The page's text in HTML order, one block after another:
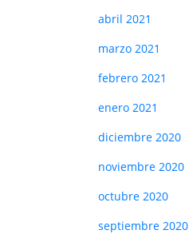
abril 2021
marzo 2021
febrero 2021
enero 2021
diciembre 2020
noviembre 2020
octubre 2020
septiembre 2020